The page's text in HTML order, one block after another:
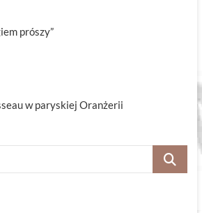
prószy”
w paryskiej Oranżerii
Szukaj